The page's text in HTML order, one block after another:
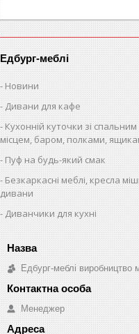
Едбург-меблі
Новини
Дивани для кафе
Кухонній куточки зі спальним
місцем, баром, полками,
Пуф на будь-який смак
Безкаркасні меблі, кресла
дивани
Диванчики для кухні
Едбург-меблі виробництво
Менеджер